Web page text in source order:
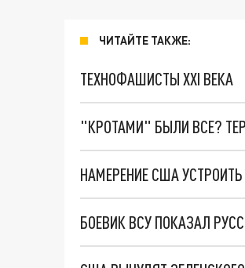
ЧИТАЙТЕ ТАКЖЕ:
ТЕХНОФАШИСТЫ XXI ВЕКА
"КРОТАМИ" БЫЛИ ВСЕ?
НАМЕРЕНИЕ США